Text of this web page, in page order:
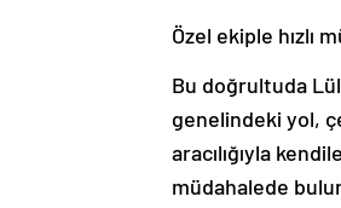
Özel ekiple hızlı
Bu doğrultuda
genelindeki yol,
aracılığıyla
müdahalede